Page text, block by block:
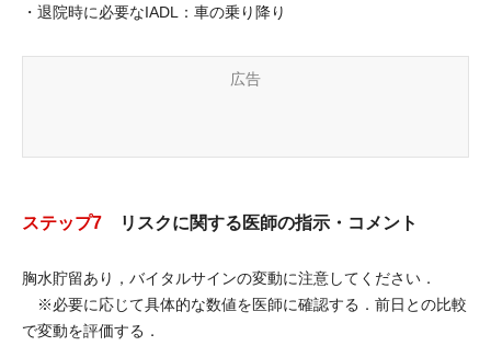
・退院時に必要なIADL：車の乗り降り
広告
ステップ7 リスクに関する医師の指示・コメント
胸水貯留あり，バイタルサインの変動に注意してください．
※必要に応じて具体的な数値を医師に確認する．前日との比較
で変動を評価する．